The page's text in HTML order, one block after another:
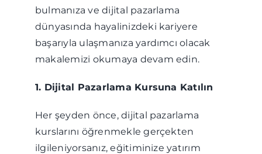
bulmanıza ve dijital pazarlama
dünyasında hayalinizdeki kariyere
başarıyla ulaşmanıza yardımcı olacak
makalemizi okumaya devam edin.
1. Dijital Pazarlama Kursuna Katılın
Her şeyden önce, dijital pazarlama
kurslarını öğrenmekle gerçekten
ilgileniyorsanız, eğitiminize yatırım